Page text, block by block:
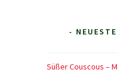
-
Süßer Couscous –